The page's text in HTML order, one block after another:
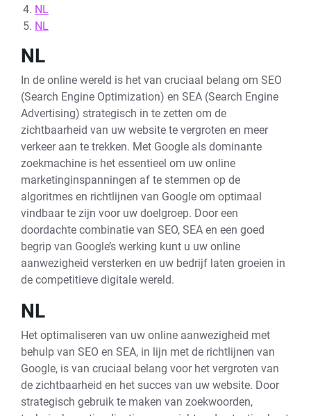
NL
NL
NL
In de online wereld is het van cruciaal belang om SEO
(Search Engine Optimization) en SEA (Search Engine
Advertising) strategisch in te zetten om de
zichtbaarheid van uw website te vergroten en meer
verkeer aan te trekken. Met Google als dominante
zoekmachine is het essentieel om uw online
marketinginspanningen af te stemmen op de
algoritmes en richtlijnen van Google om optimaal
vindbaar te zijn voor uw doelgroep. Door een
doordachte combinatie van SEO, SEA en een goed
begrip van Google’s werking kunt u uw online
aanwezigheid versterken en uw bedrijf laten groeien in
de competitieve digitale wereld.
NL
Het optimaliseren van uw online aanwezigheid met
behulp van SEO en SEA, in lijn met de richtlijnen van
Google, is van cruciaal belang voor het vergroten van
de zichtbaarheid en het succes van uw website. Door
strategisch gebruik te maken van zoekwoorden,